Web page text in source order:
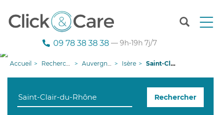
T
n
09 78 38 38 38 — 9h-19h 7j/7
Accueil Recherche aide à domicile Auvergne-Rhône-Alpes Isère Saint-Clair-du-Rhône
Rechercher